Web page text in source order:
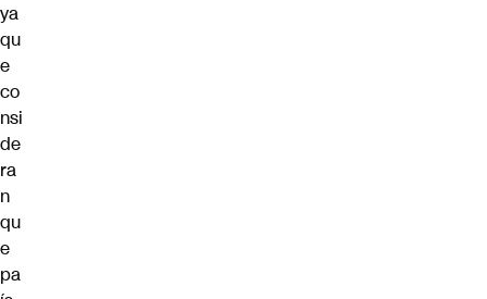
ya
qu
e
co
nsi
de
ra
n
qu
e
pa